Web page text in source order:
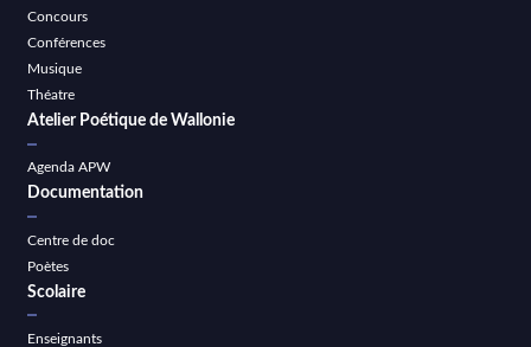
Concours
Conférences
Musique
Théatre
Atelier Poétique de Wallonie
Agenda APW
Documentation
Centre de doc
Poètes
Scolaire
Enseignants